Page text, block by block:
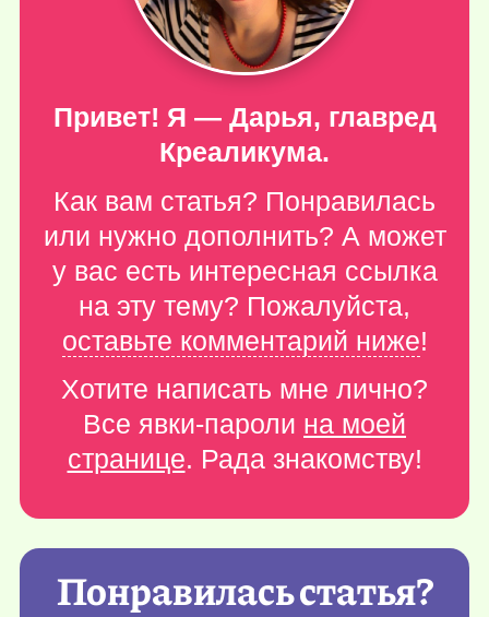
Привет! Я — Дарья, главред
Креаликума.
Как вам статья? Понравилась
или нужно дополнить? А может
у вас есть интересная ссылка
на эту тему? Пожалуйста,
оставьте комментарий ниже!
Хотите написать мне лично?
Все явки-пароли на моей
странице. Рада знакомству!
Понравилась статья?